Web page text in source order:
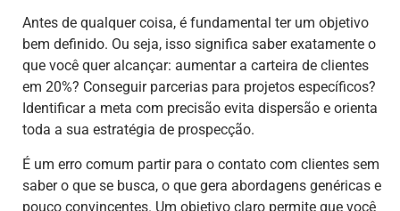
Antes de qualquer coisa, é fundamental ter um objetivo
bem definido. Ou seja, isso significa saber exatamente o
que você quer alcançar: aumentar a carteira de clientes
em 20%? Conseguir parcerias para projetos específicos?
Identificar a meta com precisão evita dispersão e orienta
toda a sua estratégia de prospecção.
É um erro comum partir para o contato com clientes sem
saber o que se busca, o que gera abordagens genéricas e
pouco convincentes. Um objetivo claro permite que você